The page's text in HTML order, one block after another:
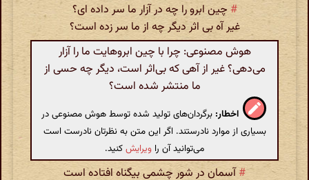
# چین ابرو را چه در آزار ما سر داده ای؟
غیر آه بی اثر دیگر چه از ما سر زده است؟
هوش مصنوعی: چرا با چین ابروهایت ما را آزار
می‌دهی؟ غیر از آهی که بی‌اثر است، دیگر چه حسی از
ما منتشر شده است؟
اخطار: برگردان‌های تولید شده توسط هوش مصنوعی در
بسیاری از موارد نادرستند. اگر این متن به نظرتان نادرست است
می‌توانید آن را ویرایشکنید.
#آسمان در شور چشمی بیگناه افتاده است